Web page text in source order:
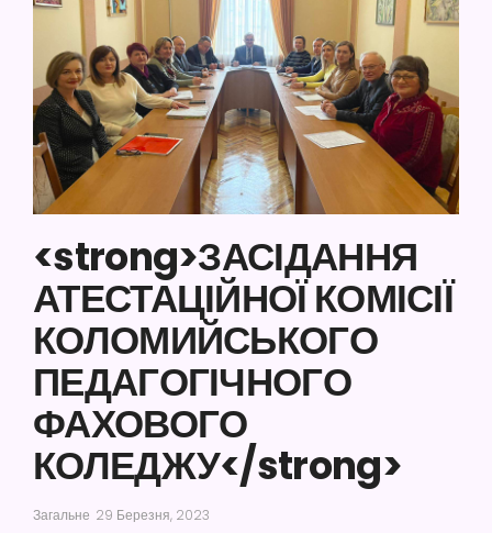
<strong>ЗАСІДАННЯ
АТЕСТАЦІЙНОЇ КОМІСІЇ
КОЛОМИЙСЬКОГО
ПЕДАГОГІЧНОГО
ФАХОВОГО
КОЛЕДЖУ</strong>
Загальне 29 Березня, 2023